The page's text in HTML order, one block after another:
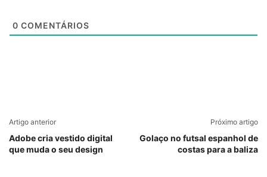
0 COMENTÁRIOS
Artigo anterior
Adobe cria vestido digital
que muda o seu design
Próximo artigo
Golaço no futsal espanhol de
costas para a baliza